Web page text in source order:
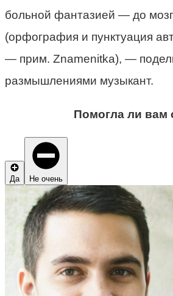
больной фантазией — до
(орфография и пунктуация
— прим. Znamenitka), —
размышлениями музыкант.
Помогла ли вам
Да Не очень